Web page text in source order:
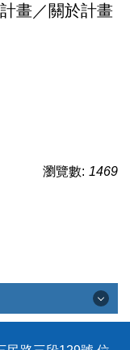
畫／關於計畫
瀏覽數: 1469